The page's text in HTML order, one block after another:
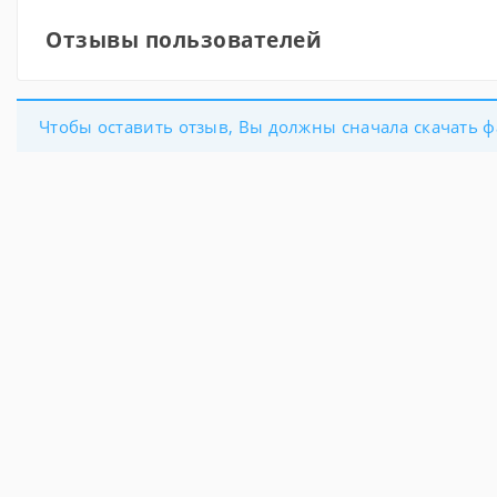
Отзывы пользователей
Чтобы оставить отзыв, Вы должны сначала скачать